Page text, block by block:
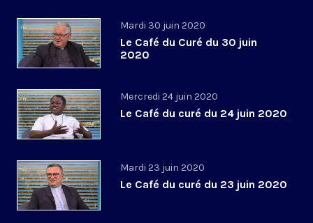
Mardi 30 juin 2020
Le Café du Curé du 30 juin
2020
Mercredi 24 juin 2020
Le Café du curé du 24 juin 2020
Mardi 23 juin 2020
Le Café du curé du 23 juin 2020